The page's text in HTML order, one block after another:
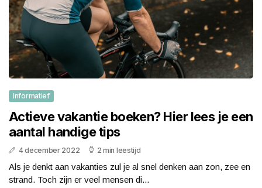
Informatief
Actieve vakantie boeken? Hier lees je een
aantal handige tips
4 december 2022 2 min leestijd
Als je denkt aan vakanties zul je al snel denken aan zon, zee en
strand. Toch zijn er veel mensen di...